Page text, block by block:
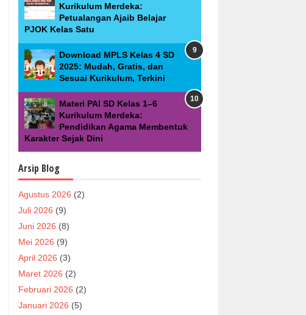
Kurikulum Merdeka:
Petualangan Ajaib Belajar
PJOK Kelas Satu
Download MPLS Kelas 4 SD
2025: Mudah, Gratis, dan
Sesuai Kurikulum, Terkini
Materi PAI SD Kelas 1–6
Kurikulum Merdeka:
Pendidikan Agama Membentuk
Karakter Sejak Dini
Arsip Blog
Agustus 2026 (2)
Juli 2026 (9)
Juni 2026 (8)
Mei 2026 (9)
April 2026 (3)
Maret 2026 (2)
Februari 2026 (2)
Januari 2026 (5)